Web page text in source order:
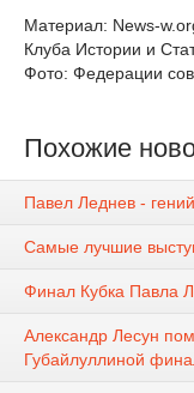
Материал: News-
Клуба Истории и
Фото: Федерации
Похожие
Павел Леднев -
Самые лучшие
Финал Кубка Павла
Александр Лесун
Губайлуллиной